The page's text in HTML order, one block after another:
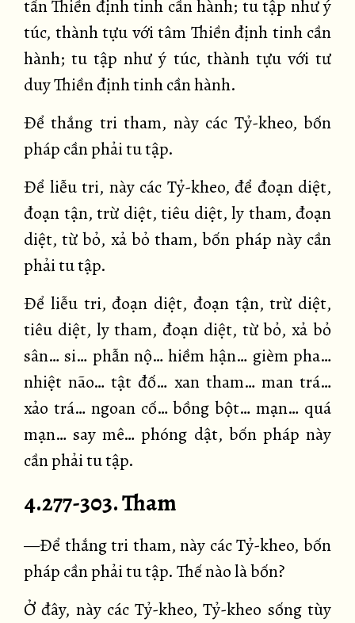
tấn Thiền định tinh cần hành; tu tập như ý
túc, thành tựu với tâm Thiền định tinh cần
hành; tu tập như ý túc, thành tựu với tư
duy Thiền định tinh cần hành.
Để thắng tri tham, này các Tỷ-kheo, bốn
pháp cần phải tu tập.
Để liễu tri, này các Tỷ-kheo, để đoạn diệt,
đoạn tận, trừ diệt, tiêu diệt, ly tham, đoạn
diệt, từ bỏ, xả bỏ tham, bốn pháp này cần
phải tu tập.
Để liễu tri, đoạn diệt, đoạn tận, trừ diệt,
tiêu diệt, ly tham, đoạn diệt, từ bỏ, xả bỏ
sân… si… phẫn nộ… hiềm hận… gièm pha…
nhiệt não… tật đố… xan tham… man trá…
xảo trá… ngoan cố… bồng bột… mạn… quá
mạn… say mê… phóng dật, bốn pháp này
cần phải tu tập.
4.277-303. Tham
—Để thắng tri tham, này các Tỷ-kheo, bốn
pháp cần phải tu tập. Thế nào là bốn?
Ở đây, này các Tỷ-kheo, Tỷ-kheo sống tùy